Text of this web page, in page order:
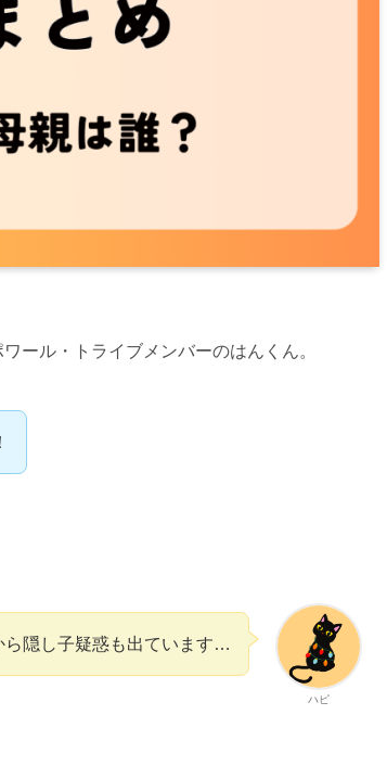
ール・トライブメンバーのはんくん。
ハピ
ら隠し子疑惑も出ています…